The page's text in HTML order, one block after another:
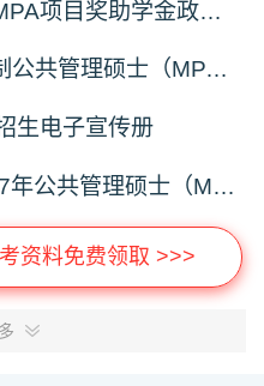
2027年上海理工大学MPA项目奖助学金政策发布
同济大学2027非全日制公共管理硕士（MPA）奖学金方案
生电子宣传册
中国科学技术大学2027年公共管理硕士（MPA）专业学位研究生招生通知
资料免费领取 >>>